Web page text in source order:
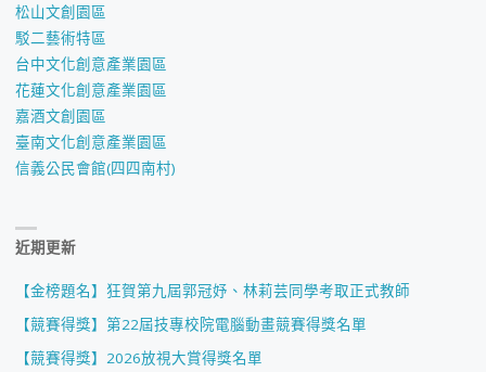
松山文創園區
駁二藝術特區
台中文化創意產業園區
花蓮文化創意產業園區
嘉酒文創園區
臺南文化創意產業園區
信義公民會館(四四南村)
近期更新
【金榜題名】狂賀第九屆郭冠妤、林莉芸同學考取正式教師
【競賽得獎】第22屆技專校院電腦動畫競賽得獎名單
【競賽得獎】2026放視大賞得獎名單